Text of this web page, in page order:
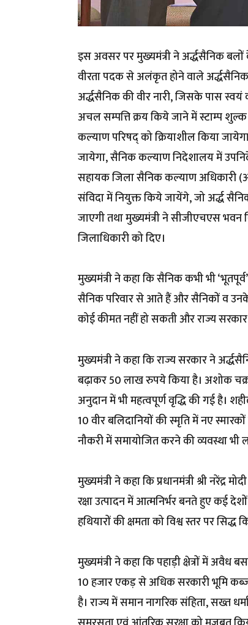
इस अवसर पर मुख्यमंत्री ने अर्द्धसैनिक
वीरता पदक से अलंकृत होने वाले
अर्द्धसैनिक की वीर नारी, जिसके पास
अचल सम्पत्ति क्रय किये जाने में स्टाम्प
कल्याण परिषद् को क्रियाशील किया
जायेगा, सैनिक कल्याण निदेशालय में
सहायक जिला सैनिक कल्याण अधिकारी
संविदा में नियुक्त किये जायेंगे, जो अर्द्ध
जाएगी तथा मुख्यमंत्री ने सीजीएचएस भवन
जिलाधिकारी को दिए।
मुख्यमंत्री ने कहा कि सैनिक कभी भी
सैनिक परिवार से आते हैं और सैनिकों व
कोई कीमत नहीं हो सकती और राज्य सरकार
मुख्यमंत्री ने कहा कि राज्य सरकार ने
बढ़ाकर 50 लाख रुपये किया है। अशोक
अनुदान में भी महत्वपूर्ण वृद्धि की गई है।
10 वीर बलिदानियों की स्मृति में नए
नौकरी में समायोजित करने की व्यवस्था भी
मुख्यमंत्री ने कहा कि प्रधानमंत्री श्री
रक्षा उत्पादन में आत्मनिर्भर बनते हुए कई
हथियारों की क्षमता को विश्व स्तर पर सिद्ध
मुख्यमंत्री ने कहा कि पहाड़ी क्षेत्रों में
10 हजार एकड़ से अधिक सरकारी भूमि
है। राज्य में समान नागरिक संहिता, सख्त